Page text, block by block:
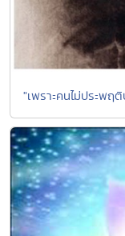
"เพราะคนไม่ประพ